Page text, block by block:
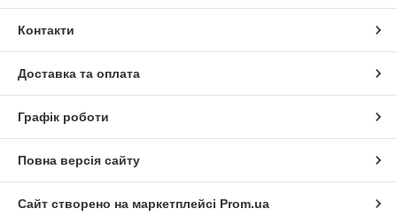
Контакти
Доставка та оплата
Графік роботи
Повна версія сайту
Сайт створено на маркетплейсі Prom.ua